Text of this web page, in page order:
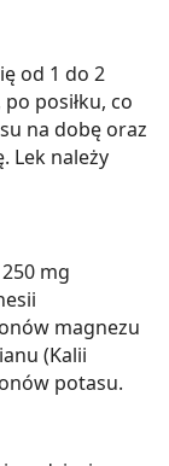
od 1 do 2
posiłku, co
na dobę oraz
Lek należy
mg
magnezu
(Kalii
potasu.